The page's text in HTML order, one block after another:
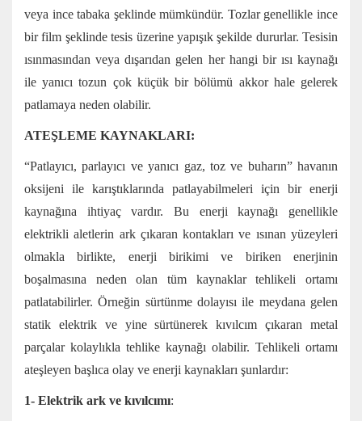
veya ince tabaka şeklinde mümkündür. Tozlar genellikle ince
bir film şeklinde tesis üzerine yapışık şekilde dururlar. Tesisin
ısınmasından veya dışarıdan gelen her hangi bir ısı kaynağı
ile yanıcı tozun çok küçük bir bölümü akkor hale gelerek
patlamaya neden olabilir.
ATEŞLEME KAYNAKLARI:
“Patlayıcı, parlayıcı ve yanıcı gaz, toz ve buharın” havanın
oksijeni ile karıştıklarında patlayabilmeleri için bir enerji
kaynağına ihtiyaç vardır. Bu enerji kaynağı genellikle
elektrikli aletlerin ark çıkaran kontakları ve ısınan yüzeyleri
olmakla birlikte, enerji birikimi ve biriken enerjinin
boşalmasına neden olan tüm kaynaklar tehlikeli ortamı
patlatabilirler. Örneğin sürtünme dolayısı ile meydana gelen
statik elektrik ve yine sürtünerek kıvılcım çıkaran metal
parçalar kolaylıkla tehlike kaynağı olabilir. Tehlikeli ortamı
ateşleyen başlıca olay ve enerji kaynakları şunlardır:
1- Elektrik ark ve kıvılcımı: